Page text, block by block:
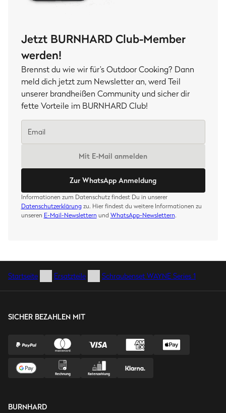
Jetzt BURNHARD Club-Member
werden!
Brennst du wie wir für’s Outdoor Cooking? Dann
meld dich jetzt zum Newsletter an, werd Teil
unserer brandheißen Community und sicher dir
fette Vorteile im BURNHARD Club!
Mit E-Mail anmelden
Zur WhatsApp Anmeldung
Informationen zum Datenschutz findest Du in unserer
Datenschutzerklärung zu. Hier findest du weitere Informationen zu
unseren E-Mail-Newslettern und WhatsApp-Newslettern.
Startseite Ersatzteile Schraubenset WAYNE Series 1
SICHER BEZAHLEN MIT
BURNHARD